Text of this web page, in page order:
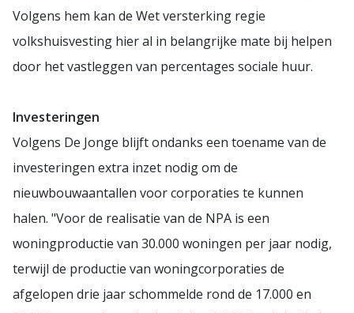
Volgens hem kan de Wet versterking regie
volkshuisvesting hier al in belangrijke mate bij helpen
door het vastleggen van percentages sociale huur.
Investeringen
Volgens De Jonge blijft ondanks een toename van de
investeringen extra inzet nodig om de
nieuwbouwaantallen voor corporaties te kunnen
halen. "Voor de realisatie van de NPA is een
woningproductie van 30.000 woningen per jaar nodig,
terwijl de productie van woningcorporaties de
afgelopen drie jaar schommelde rond de 17.000 en